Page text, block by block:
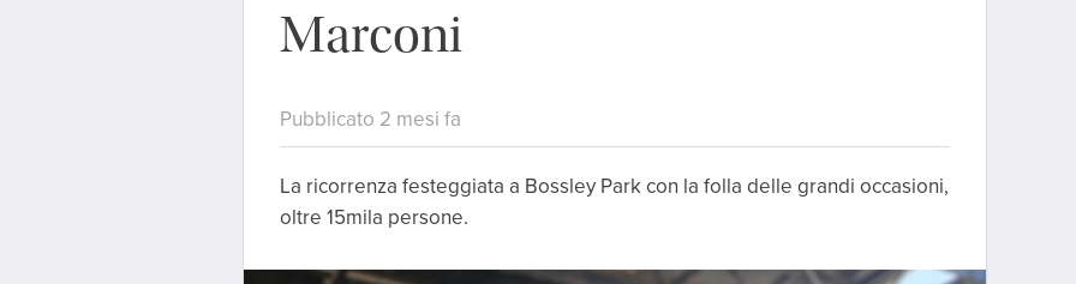
Marconi
Pubblicato 2 mesi fa
La ricorrenza festeggiata a Bossley Park con la folla delle grandi occasioni,
oltre 15mila persone.